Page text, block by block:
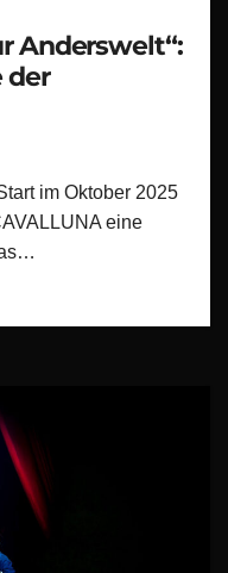
Anderswelt“:
der
im Oktober 2025
eine